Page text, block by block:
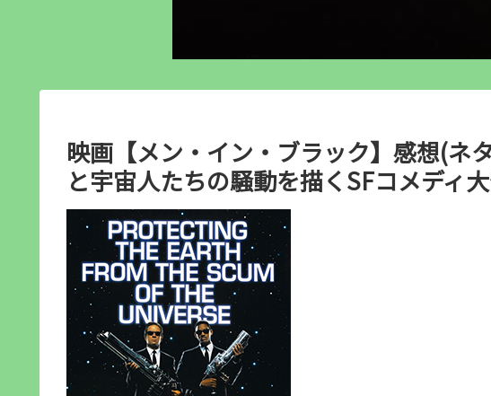
映画【メン・イン・ブラック】感想(ネ
と宇宙人たちの騒動を描くSFコメディ